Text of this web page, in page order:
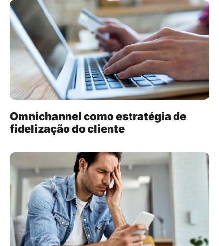
Omnichannel como estratégia de
fidelização do cliente